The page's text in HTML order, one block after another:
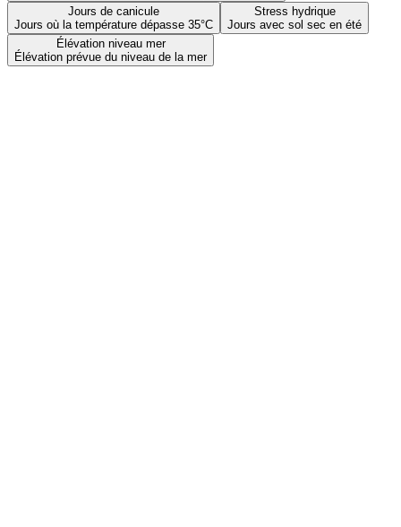
Jours de canicule
Jours où la température dépasse 35°C
Stress hydrique
Jours avec sol sec en été
Élévation niveau mer
Élévation prévue du niveau de la mer